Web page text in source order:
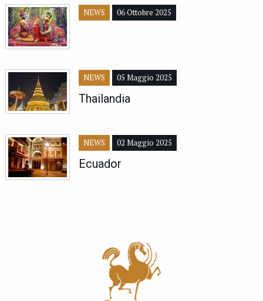
NEWS 06 Ottobre 2025
NEWS 05 Maggio 2025
Thailandia
NEWS 02 Maggio 2025
Ecuador